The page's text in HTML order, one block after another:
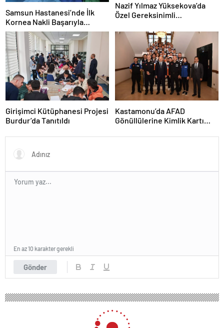
Samsun Hastanesi’nde İlk
Kornea Nakli Başarıyla
Gerçekleşti
Nazif Yılmaz Yüksekova’da
Özel Gereksinimli
Girişimci Kütüphanesi Projesi
Burdur’da Tanıtıldı
Kastamonu’da AFAD
Gönüllülerine Kimlik Kartı
Gönder
En az 10 karakter gerekli